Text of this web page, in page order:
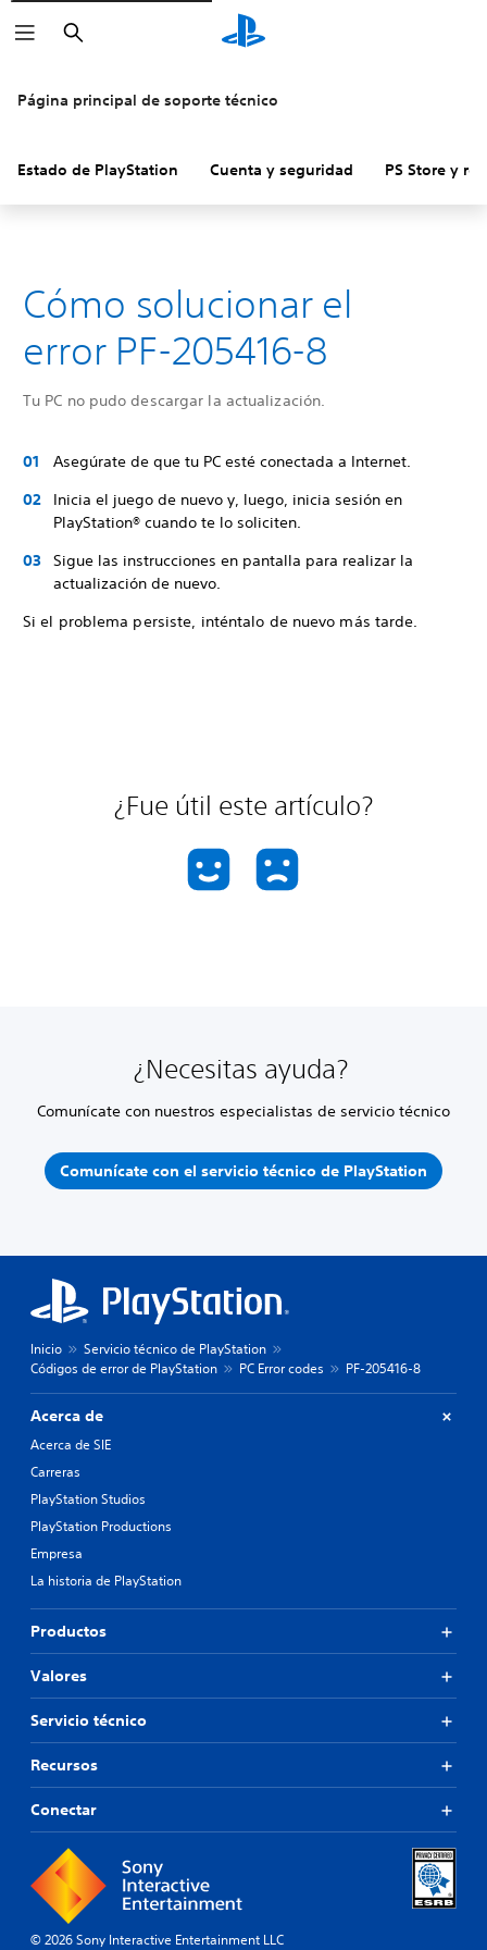
Buscar
Página principal de soporte técnico
Estado de PlayStation Cuenta y seguridad PS Store y
Cómo solucionar el
error PF-205416-8
Tu PC no pudo descargar la actualización.
Asegúrate de que tu PC esté conectada a Internet.
Inicia el juego de nuevo y, luego, inicia sesión en
PlayStation® cuando te lo soliciten.
Sigue las instrucciones en pantalla para realizar la
actualización de nuevo.
Si el problema persiste, inténtalo de nuevo más tarde.
¿Fue útil este artículo?
¿Necesitas ayuda?
Comunícate con nuestros especialistas de servicio técnico
Comunícate con el servicio técnico de PlayStation
Inicio
Servicio técnico de PlayStation
Códigos de error de PlayStation
PC Error codes PF-205416-8
Acerca de
Acerca de SIE
Carreras
PlayStation Studios
PlayStation Productions
Empresa
La historia de PlayStation
Productos
Valores
Servicio técnico
Recursos
Conectar
© 2026 Sony Interactive Entertainment LLC